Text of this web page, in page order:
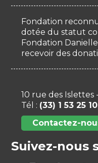
Fondation
dotée du statut
Fondation
recevoir des
10 rue des Islettes
Tél : (33) 1 53 25
Contactez-
Suivez-nous